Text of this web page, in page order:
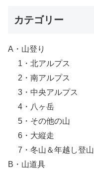
カテゴリー
A・山登り
1・北アルプス
2・南アルプス
3・中央アルプス
4・八ヶ岳
5・その他の山
6・大縦走
7・冬山＆年越し登山
B・山道具